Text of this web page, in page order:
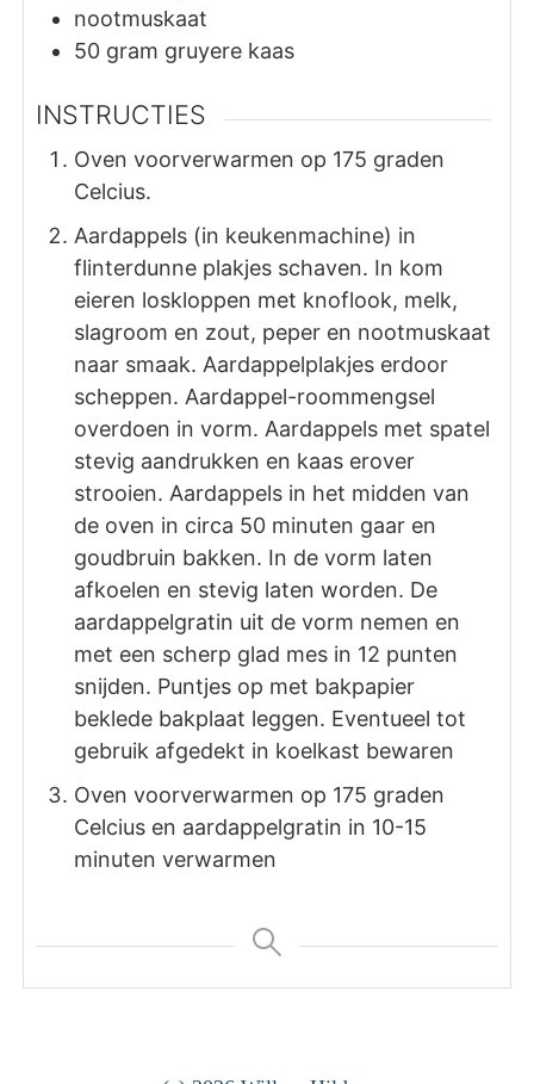
nootmuskaat
50 gram gruyere kaas
INSTRUCTIES
Oven voorverwarmen op 175 graden
Celcius.
Aardappels (in keukenmachine) in
flinterdunne plakjes schaven. In kom
eieren loskloppen met knoflook, melk,
slagroom en zout, peper en nootmuskaat
naar smaak. Aardappelplakjes erdoor
scheppen. Aardappel-roommengsel
overdoen in vorm. Aardappels met spatel
stevig aandrukken en kaas erover
strooien. Aardappels in het midden van
de oven in circa 50 minuten gaar en
goudbruin bakken. In de vorm laten
afkoelen en stevig laten worden. De
aardappelgratin uit de vorm nemen en
met een scherp glad mes in 12 punten
snijden. Puntjes op met bakpapier
beklede bakplaat leggen. Eventueel tot
gebruik afgedekt in koelkast bewaren
Oven voorverwarmen op 175 graden
Celcius en aardappelgratin in 10-15
minuten verwarmen